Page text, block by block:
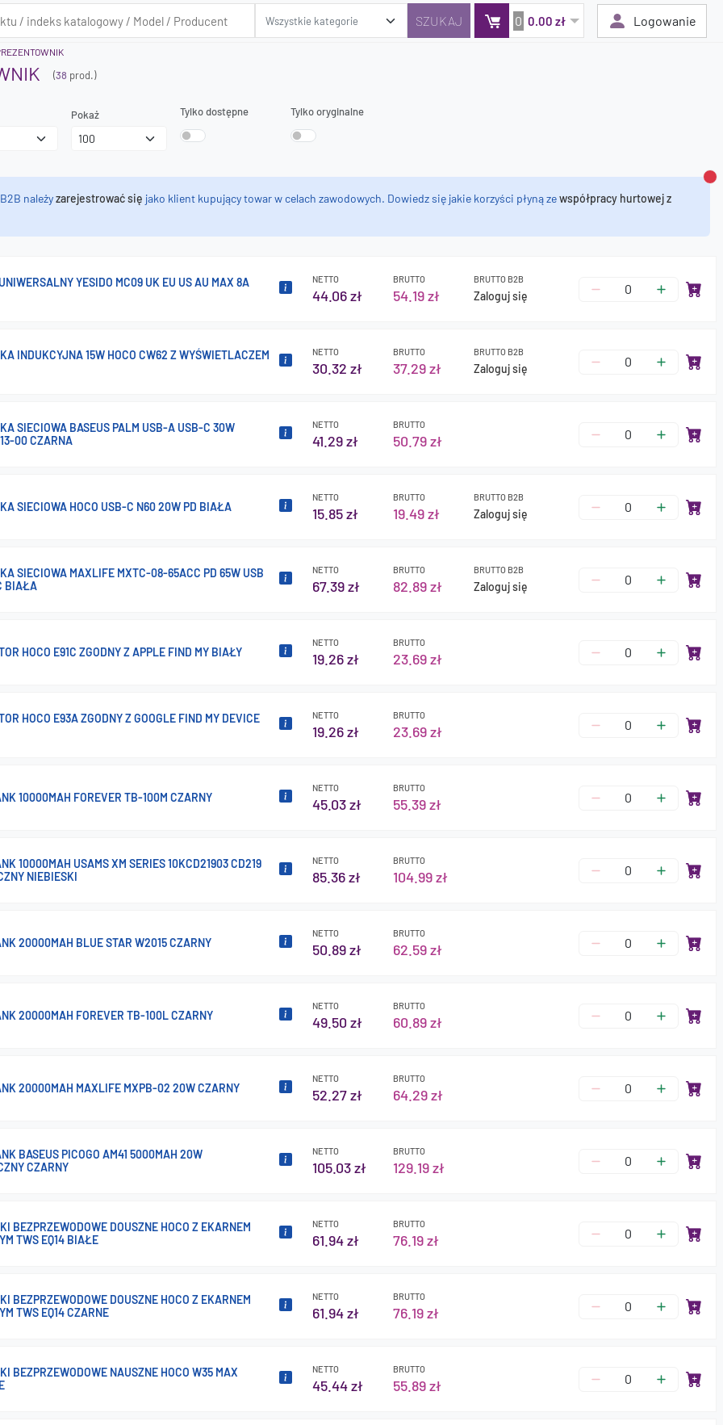
0 0.00 zł Logowanie
0 zł
(38 prod.)
Pokaż Tylko dostępne Tylko oryginalne
należyzarejestrować się jako klient kupujący towar w celach zawodowych. Dowiedz się jakie korzyści płyną zewspółpracy hurtowej z
YESIDO MC09 UK EU US AU MAX 8A NETTO
44.06 zł
BRUTTO
54.19 zł
BRUTTO B2B
Zaloguj się
INDUKCYJNA 15W HOCO CW62 Z WYŚWIETLACZEM NETTO
30.32 zł
BRUTTO
37.29 zł
BRUTTO B2B
Zaloguj się
SIECIOWA BASEUS PALM USB-A USB-C 30W
00 CZARNA
NETTO
41.29 zł
BRUTTO
50.79 zł
SIECIOWA HOCO USB-C N60 20W PD BIAŁA
NETTO
15.85 zł
BRUTTO
19.49 zł
BRUTTO B2B
Zaloguj się
SIECIOWA MAXLIFE MXTC-08-65ACC PD 65W USB
BIAŁA
NETTO
67.39 zł
BRUTTO
82.89 zł
BRUTTO B2B
Zaloguj się
HOCO E91C ZGODNY Z APPLE FIND MY BIAŁY
NETTO
19.26 zł
BRUTTO
23.69 zł
HOCO E93A ZGODNY Z GOOGLE FIND MY DEVICE NETTO
19.26 zł
BRUTTO
23.69 zł
10000MAH FOREVER TB-100M CZARNY
NETTO
45.03 zł
BRUTTO
55.39 zł
10000MAH USAMS XM SERIES 10KCD21903 CD219
NIEBIESKI
NETTO
85.36 zł
BRUTTO
104.99 zł
20000MAH BLUE STAR W2015 CZARNY
NETTO
50.89 zł
BRUTTO
62.59 zł
20000MAH FOREVER TB-100L CZARNY
NETTO
49.50 zł
BRUTTO
60.89 zł
20000MAH MAXLIFE MXPB-02 20W CZARNY
NETTO
52.27 zł
BRUTTO
64.29 zł
BASEUS PICOGO AM41 5000MAH 20W
CZARNY
NETTO
105.03 zł
BRUTTO
129.19 zł
BEZPRZEWODOWE DOUSZNE HOCO Z EKARNEM
TWS EQ14 BIAŁE
NETTO
61.94 zł
BRUTTO
76.19 zł
BEZPRZEWODOWE DOUSZNE HOCO Z EKARNEM
TWS EQ14 CZARNE
NETTO
61.94 zł
BRUTTO
76.19 zł
BEZPRZEWODOWE NAUSZNE HOCO W35 MAX
NETTO
45.44 zł
BRUTTO
55.89 zł